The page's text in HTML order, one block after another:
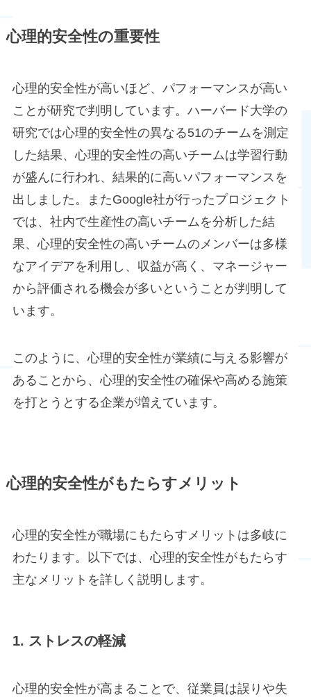
心理的安全性の重要性
心理的安全性が高いほど、パフォーマンスが高い
ことが研究で判明しています。ハーバード大学の
研究では心理的安全性の異なる51のチームを測定
した結果、心理的安全性の高いチームは学習行動
が盛んに行われ、結果的に高いパフォーマンスを
出しました。またGoogle社が行ったプロジェクト
では、社内で生産性の高いチームを分析した結
果、心理的安全性の高いチームのメンバーは多様
なアイデアを利用し、収益が高く、マネージャー
から評価される機会が多いということが判明して
います。
このように、心理的安全性が業績に与える影響が
あることから、心理的安全性の確保や高める施策
を打とうとする企業が増えています。
心理的安全性がもたらすメリット
心理的安全性が職場にもたらすメリットは多岐に
わたります。以下では、心理的安全性がもたらす
主なメリットを詳しく説明します。
1. ストレスの軽減
心理的安全性が高まることで、従業員は誤りや失